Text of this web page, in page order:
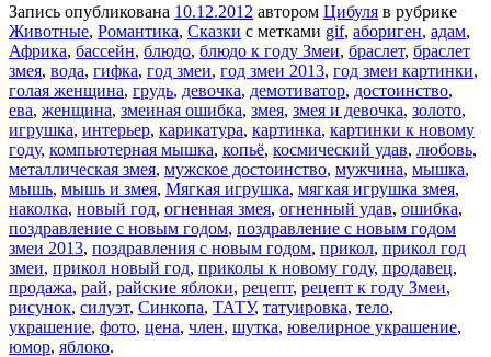
Запись опубликована 10.12.2012 автором Цибуля в рубрике
Животные, Романтика, Сказки с метками gif, абориген, адам,
Африка, бассейн, блюдо, блюдо к году Змеи, браслет, браслет
змея, вода, гифка, год змеи, год змеи 2013, год змеи картинки,
голая женщина, грудь, девочка, демотиватор, достоинство,
ева, женщина, змеиная ошибка, змея, змея и девочка, золото,
игрушка, интерьер, карикатура, картинка, картинки к новому
году, компьютерная мышка, копьё, космический удав, любовь,
металлическая змея, мужское достоинство, мужчина, мышка,
мышь, мышь и змея, Мягкая игрушка, мягкая игрушка змея,
наколка, новый год, огненная змея, огненный удав, ошибка,
поздравление с новым годом, поздравление с новым годом
змеи 2013, поздравления с новым годом, прикол, прикол год
змеи, прикол новый год, приколы к новому году, продавец,
продажа, рай, райские яблоки, рецепт, рецепт к году Змеи,
рисунок, силуэт, Синкопа, ТАТУ, татуировка, тело,
украшение, фото, цена, член, шутка, ювелирное украшение,
юмор, яблоко.